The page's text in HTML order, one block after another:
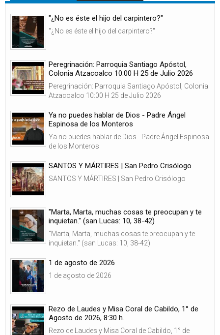
"¿No es éste el hijo del carpintero?"
"¿No es éste el hijo del carpintero?"
Peregrinación: Parroquia Santiago Apóstol,
Colonia Atzacoalco 10:00 H 25 de Julio 2026
Peregrinación: Parroquia Santiago Apóstol, Colonia
Atzacoalco 10:00 H 25 de Julio 2026
Ya no puedes hablar de Dios - Padre Ángel
Espinosa de los Monteros
Ya no puedes hablar de Dios - Padre Ángel Espinosa
de los Monteros
SANTOS Y MÁRTIRES | San Pedro Crisólogo
SANTOS Y MÁRTIRES | San Pedro Crisólogo
"Marta, Marta, muchas cosas te preocupan y te
inquietan." (san Lucas: 10, 38-42)
"Marta, Marta, muchas cosas te preocupan y te
inquietan." (san Lucas: 10, 38-42)
1 de agosto de 2026
1 de agosto de 2026
Rezo de Laudes y Misa Coral de Cabildo, 1° de
Agosto de 2026, 8:30 h.
Rezo de Laudes y Misa Coral de Cabildo, 1° de